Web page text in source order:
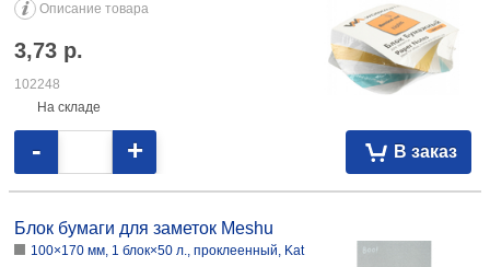
Описание товара
3,73 р.
102248
На складе
В заказ
- +
Блок бумаги для заметок Meshu
100×170 мм, 1 блок×50 л., проклеенный, Kat